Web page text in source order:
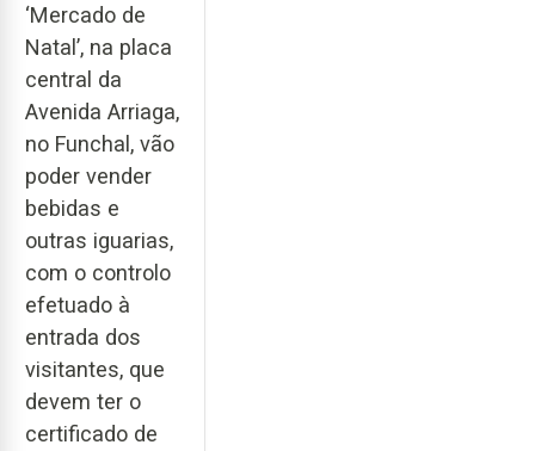
‘Mercado de
Natal’, na placa
central da
Avenida Arriaga,
no Funchal, vão
poder vender
bebidas e
outras iguarias,
com o controlo
efetuado à
entrada dos
visitantes, que
devem ter o
certificado de